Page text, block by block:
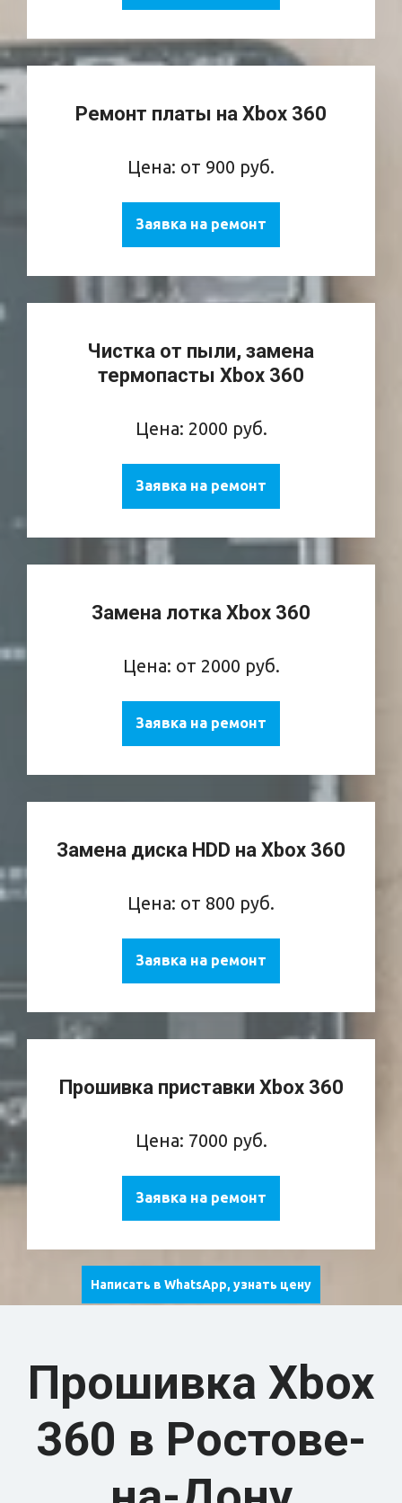
Ремонт платы на Xbox 360
Цена: от 900 руб.
Заявка на ремонт
Чистка от пыли, замена
термопасты Xbox 360
Цена: 2000 руб.
Заявка на ремонт
Замена лотка Xbox 360
Цена: от 2000 руб.
Заявка на ремонт
Замена диска HDD на Xbox 360
Цена: от 800 руб.
Заявка на ремонт
Прошивка приставки Xbox 360
Цена: 7000 руб.
Заявка на ремонт
Написать в WhatsApp, узнать цену
Прошивка Xbox
360 в Ростове-